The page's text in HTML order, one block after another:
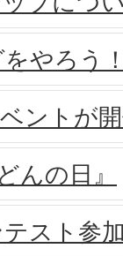
やろう
ントが
んの日』
スト参